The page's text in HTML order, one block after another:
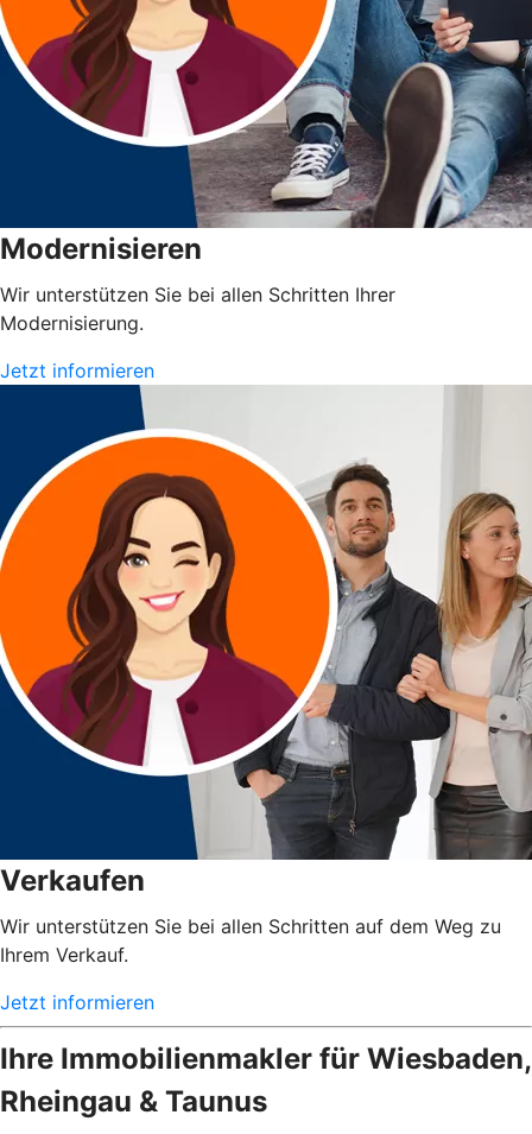
Modernisieren
Wir unterstützen Sie bei allen Schritten Ihrer
Modernisierung.
Jetzt informieren
Verkaufen
Wir unterstützen Sie bei allen Schritten auf dem Weg zu
Ihrem Verkauf.
Jetzt informieren
Ihre Immobilienmakler für Wiesbaden,
Rheingau & Taunus